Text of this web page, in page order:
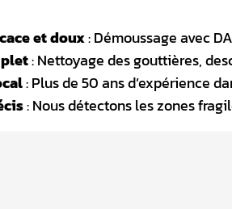
et doux: Démoussage avec
: Nettoyage des gouttières,
: Plus de 50 ans d’expérience
: Nous détectons les zones